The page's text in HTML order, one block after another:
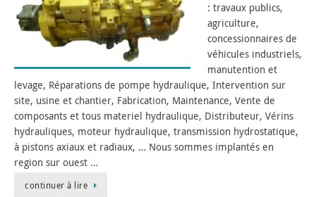
: travaux publics,
agriculture,
concessionnaires de
véhicules industriels,
manutention et
levage, Réparations de pompe hydraulique, Intervention sur
site, usine et chantier, Fabrication, Maintenance, Vente de
composants et tous materiel hydraulique, Distributeur, Vérins
hydrauliques, moteur hydraulique, transmission hydrostatique,
à pistons axiaux et radiaux, … Nous sommes implantés en
region sur ouest …
continuer à lire